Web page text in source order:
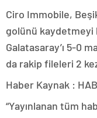
Ciro Immobile,
golünü kaydetmeyi
Galatasaray’ı 5-0
da rakip fileleri 2 kez
Haber Kaynak :
“Yayınlanan tüm